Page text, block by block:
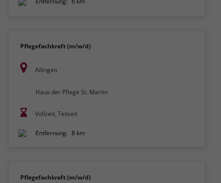
Pflegefachkraft (m/w/d)
Ailingen
Haus der Pflege St. Martin
Vollzeit, Teilzeit
Entfernung: 8 km
Pflegefachkraft (m/w/d)